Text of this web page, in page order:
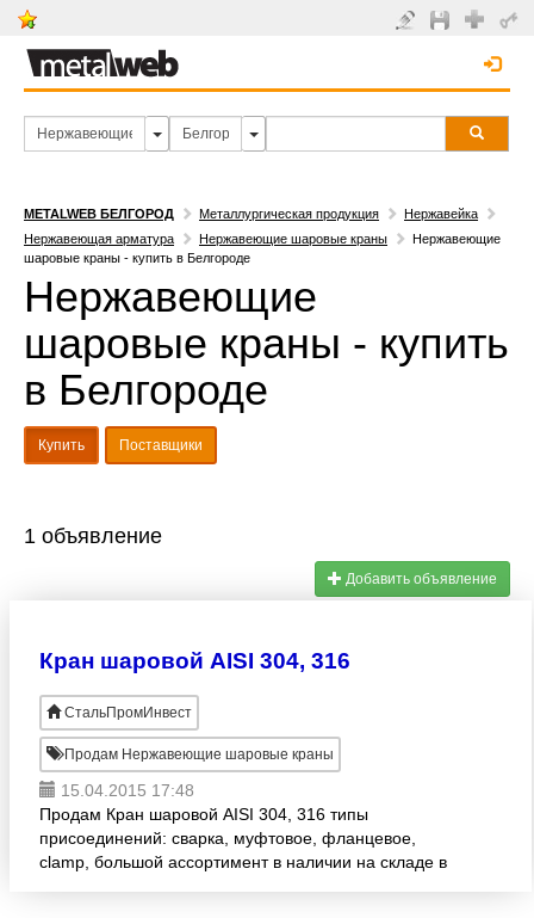
METALWEB БЕЛГОРОД Металлургическая продукция
Нержавейка
Нержавеющая арматура
Нержавеющие шаровые краны
Нержавеющие
шаровые краны - купить в Белгороде
Нержавеющие
шаровые краны - купить
в Белгороде
Купить Поставщики
1 объявление
Добавить объявление
Кран шаровой AISI 304, 316
СтальПромИнвест
Продам Нержавеющие шаровые краны
15.04.2015 17:48
Продам Кран шаровой AISI 304, 316 типы
присоединений: сварка, муфтовое, фланцевое,
clamp, большой ассортимент в наличии на складе в